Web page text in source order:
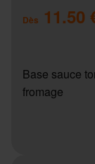
Dès 11.50
Base sauce
fromage